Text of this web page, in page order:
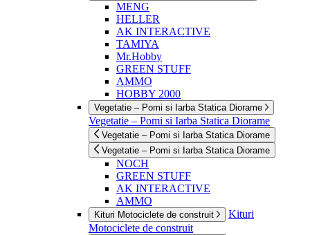
MENG
HELLER
AK INTERACTIVE
TAMIYA
Mr.Hobby
GREEN STUFF
AMMO
HOBBY 2000
Vegetatie – Pomi si Iarba Statica Diorame
Vegetatie – Pomi si Iarba Statica Diorame
Vegetatie – Pomi si Iarba Statica Diorame
Vegetatie – Pomi si Iarba Statica Diorame
NOCH
GREEN STUFF
AK INTERACTIVE
AMMO
Kituri Motociclete de construit
Kituri
Motociclete de construit